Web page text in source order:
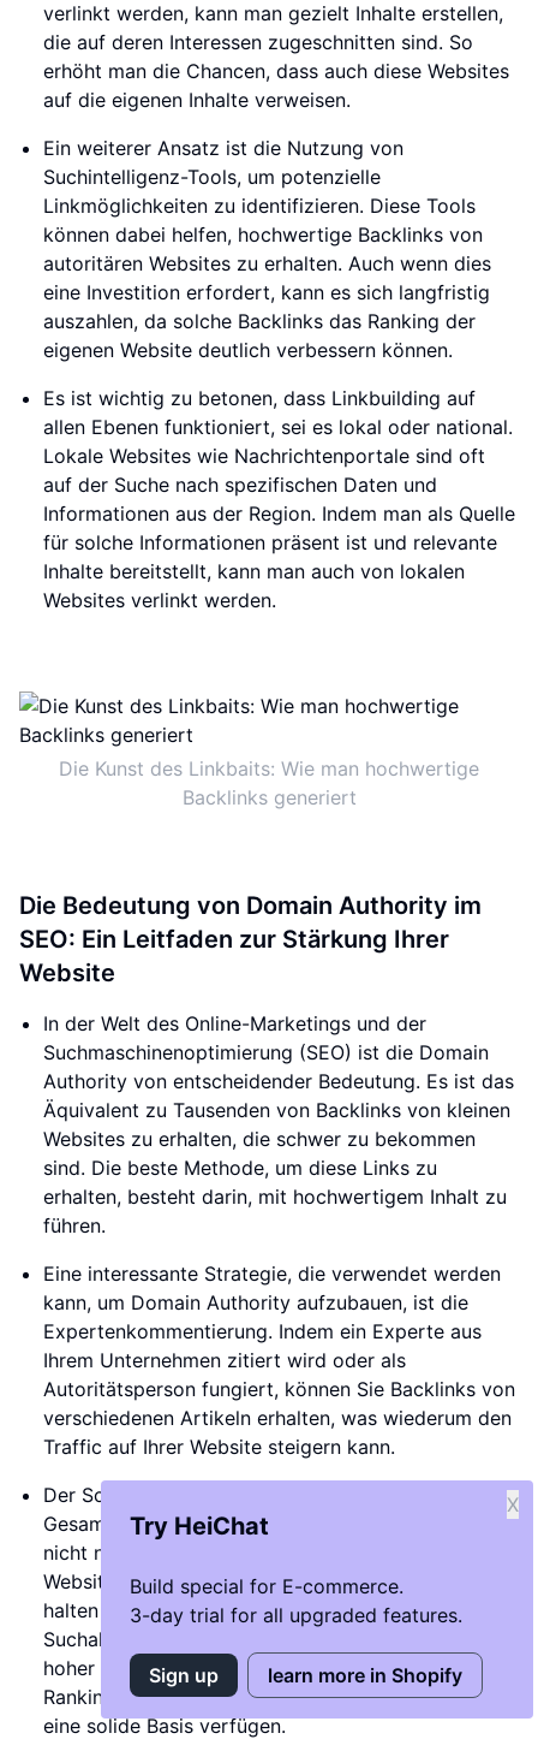
verlinkt werden, kann man gezielt Inhalte erstellen,
die auf deren Interessen zugeschnitten sind. So
erhöht man die Chancen, dass auch diese Websites
auf die eigenen Inhalte verweisen.
Ein weiterer Ansatz ist die Nutzung von
Suchintelligenz-Tools, um potenzielle
Linkmöglichkeiten zu identifizieren. Diese Tools
können dabei helfen, hochwertige Backlinks von
autoritären Websites zu erhalten. Auch wenn dies
eine Investition erfordert, kann es sich langfristig
auszahlen, da solche Backlinks das Ranking der
eigenen Website deutlich verbessern können.
Es ist wichtig zu betonen, dass Linkbuilding auf
allen Ebenen funktioniert, sei es lokal oder national.
Lokale Websites wie Nachrichtenportale sind oft
auf der Suche nach spezifischen Daten und
Informationen aus der Region. Indem man als Quelle
für solche Informationen präsent ist und relevante
Inhalte bereitstellt, kann man auch von lokalen
Websites verlinkt werden.
Die Kunst des Linkbaits: Wie man hochwertige
Backlinks generiert
Die Bedeutung von Domain Authority im
SEO: Ein Leitfaden zur Stärkung Ihrer
Website
In der Welt des Online-Marketings und der
Suchmaschinenoptimierung (SEO) ist die Domain
Authority von entscheidender Bedeutung. Es ist das
Äquivalent zu Tausenden von Backlinks von kleinen
Websites zu erhalten, die schwer zu bekommen
sind. Die beste Methode, um diese Links zu
erhalten, besteht darin, mit hochwertigem Inhalt zu
führen.
Eine interessante Strategie, die verwendet werden
kann, um Domain Authority aufzubauen, ist die
Expertenkommentierung. Indem ein Experte aus
Ihrem Unternehmen zitiert wird oder als
Autoritätsperson fungiert, können Sie Backlinks von
verschiedenen Artikeln erhalten, was wiederum den
Traffic auf Ihrer Website steigern kann.
Der Schlüssel zum Erfolg liegt darin, die
Gesamtstärke Ihrer Domain aufzubauen. Dies ist
nicht nur entscheidend für das Ranking Ihrer
Website, sondern auch dafür, die Positionen zu
halten und eventuelle Änderungen in den
Suchalgorithmen zu überstehen. Top-Websites mit
hoher Domainstärke sind in der Lage, Stürme im
Ranking unbeschadet zu überstehen, da sie über
eine solide Basis verfügen.
Try HeiChat
Build special for E-commerce.
3-day trial for all upgraded features.
X
Sign up learn more in Shopify